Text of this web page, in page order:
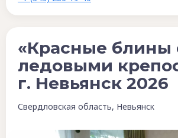
«Красные блины
ледовыми
г. Невьянск 2026
Свердловская область, Невьянск